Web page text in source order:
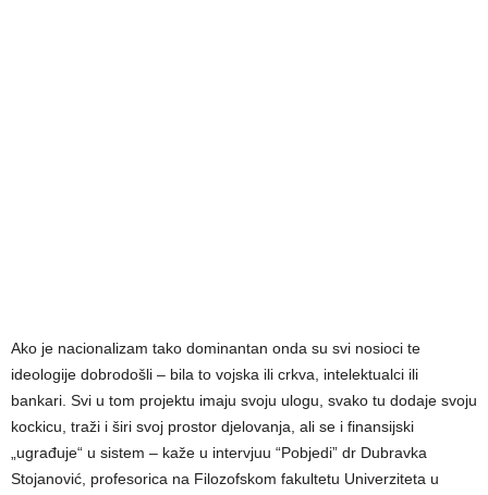
Ako je nacionalizam tako dominantan onda su svi nosioci te
ideologije dobrodošli – bila to vojska ili crkva, intelektualci ili
bankari. Svi u tom projektu imaju svoju ulogu, svako tu dodaje svoju
kockicu, traži i širi svoj prostor djelovanja, ali se i finansijski
„ugrađuje“ u sistem – kaže u intervjuu “Pobjedi” dr Dubravka
Stojanović, profesorica na Filozofskom fakultetu Univerziteta u